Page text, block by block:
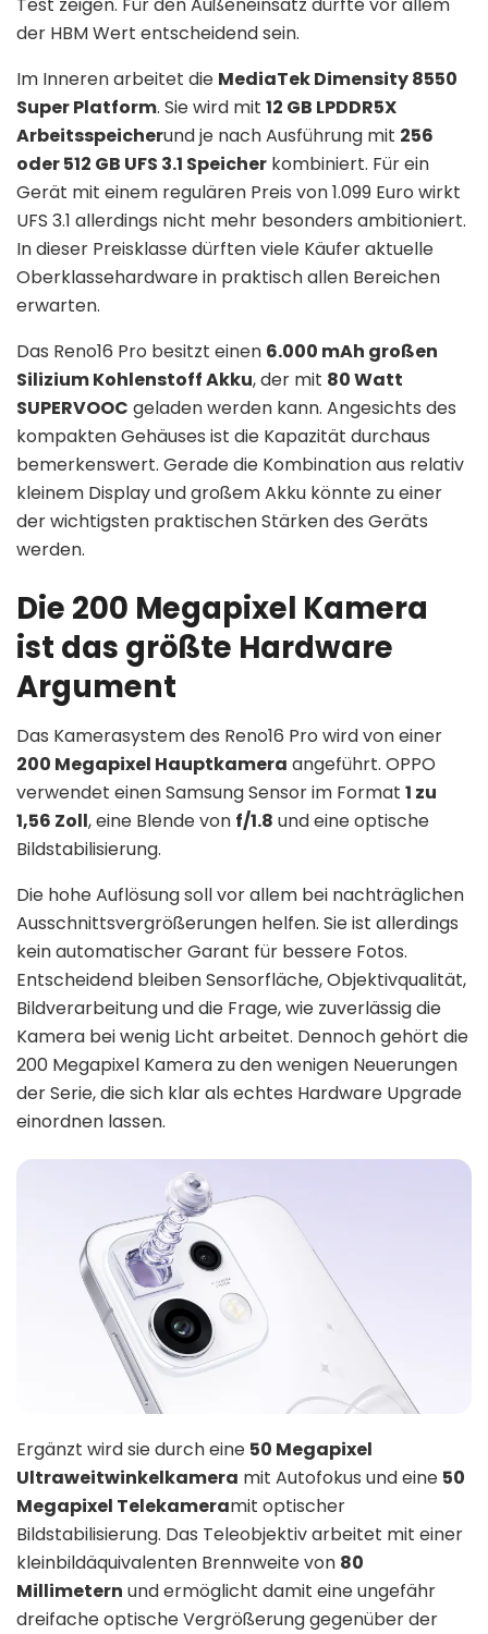
Test zeigen. Für den Außeneinsatz dürfte vor allem
der HBM Wert entscheidend sein.
Im Inneren arbeitet die MediaTek Dimensity 8550
Super Platform. Sie wird mit 12 GB LPDDR5X
Arbeitsspeicherund je nach Ausführung mit 256
oder 512 GB UFS 3.1 Speicher kombiniert. Für ein
Gerät mit einem regulären Preis von 1.099 Euro wirkt
UFS 3.1 allerdings nicht mehr besonders ambitioniert.
In dieser Preisklasse dürften viele Käufer aktuelle
Oberklassehardware in praktisch allen Bereichen
erwarten.
Das Reno16 Pro besitzt einen 6.000 mAh großen
Silizium Kohlenstoff Akku, der mit 80 Watt
SUPERVOOC geladen werden kann. Angesichts des
kompakten Gehäuses ist die Kapazität durchaus
bemerkenswert. Gerade die Kombination aus relativ
kleinem Display und großem Akku könnte zu einer
der wichtigsten praktischen Stärken des Geräts
werden.
Die 200 Megapixel Kamera
ist das größte Hardware
Argument
Das Kamerasystem des Reno16 Pro wird von einer
200 Megapixel Hauptkamera angeführt. OPPO
verwendet einen Samsung Sensor im Format 1 zu
1,56 Zoll, eine Blende von f/1.8 und eine optische
Bildstabilisierung.
Die hohe Auflösung soll vor allem bei nachträglichen
Ausschnittsvergrößerungen helfen. Sie ist allerdings
kein automatischer Garant für bessere Fotos.
Entscheidend bleiben Sensorfläche, Objektivqualität,
Bildverarbeitung und die Frage, wie zuverlässig die
Kamera bei wenig Licht arbeitet. Dennoch gehört die
200 Megapixel Kamera zu den wenigen Neuerungen
der Serie, die sich klar als echtes Hardware Upgrade
einordnen lassen.
Ergänzt wird sie durch eine 50 Megapixel
Ultraweitwinkelkamera mit Autofokus und eine 50
Megapixel Telekameramit optischer
Bildstabilisierung. Das Teleobjektiv arbeitet mit einer
kleinbildäquivalenten Brennweite von 80
Millimetern und ermöglicht damit eine ungefähr
dreifache optische Vergrößerung gegenüber der